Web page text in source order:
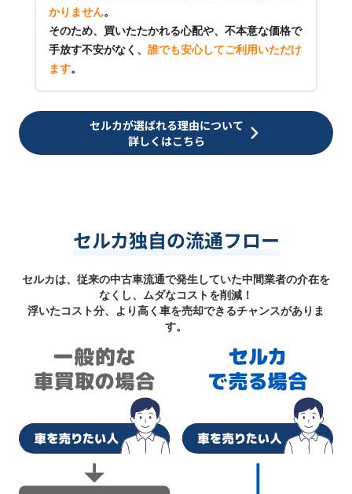
かりません。
そのため、買いたたかれる心配や、不本意な価格で
手放す不安がなく、 誰でも安心してご利用いただけ
ます。
セルカが選ばれる理由について
詳しくはこちら
セルカ独自の流通フロー
セルカは、従来の中古車流通で発生していた中間業者の介在を
なくし、ムダなコストを削減！
浮いたコスト分、より高く車を売却できるチャンスがありま
す。